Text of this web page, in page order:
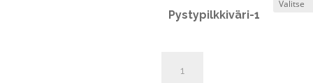
Pystypilkkiväri-1